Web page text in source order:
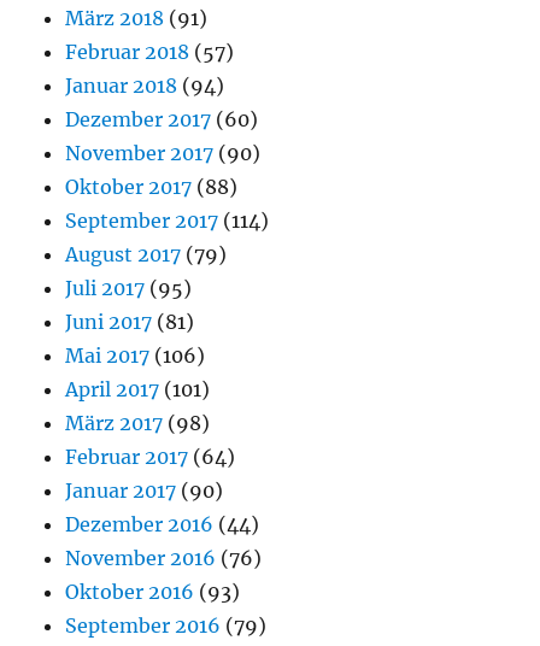
März 2018 (91)
Februar 2018 (57)
Januar 2018 (94)
Dezember 2017 (60)
November 2017 (90)
Oktober 2017 (88)
September 2017 (114)
August 2017 (79)
Juli 2017 (95)
Juni 2017 (81)
Mai 2017 (106)
April 2017 (101)
März 2017 (98)
Februar 2017 (64)
Januar 2017 (90)
Dezember 2016 (44)
November 2016 (76)
Oktober 2016 (93)
September 2016 (79)